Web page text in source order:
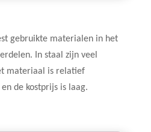
gebruikte materialen in het
In staal zijn veel
materiaal is relatief
de kostprijs is laag.